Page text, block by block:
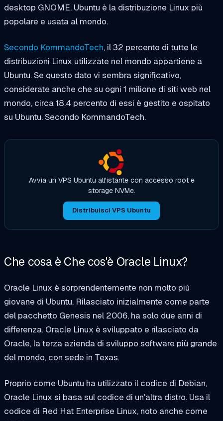
desktop GNOME, Ubuntu è la distribuzione Linux più
popolare e usata al mondo.
Secondo KommandoTech, il 32 percento di tutte le
distribuzioni Linux utilizzate nel mondo appartiene a
Ubuntu. Se questo dato vi sembra significativo,
considerate anche che su ogni 1 milione di siti web nel
mondo, circa18.4 percento di essi è gestito e ospitato
su Ubuntu.Secondo KommandoTech.
Avvia un VPS Ubuntu all'istante con accesso root e
storage NVMe.
Distribuisci VPS Ubuntu
Che cosa è Che cos'è Oracle Linux?
Oracle Linux è sorprendentemente non molto più
giovane di Ubuntu. Rilasciato inizialmente come parte
del pacchetto Genesis nel 2006, ha solo due anni di
differenza. Oracle Linux è sviluppato e rilasciato da
Oracle, la terza azienda di sviluppo software più grande
del mondo, con sede in Texas.
Proprio come Ubuntu ha utilizzato il codice di Debian,
Oracle Linux si basa sul codice di un'altra distro. Usa il
codice di Red Hat Enterprise Linux, noto anche come